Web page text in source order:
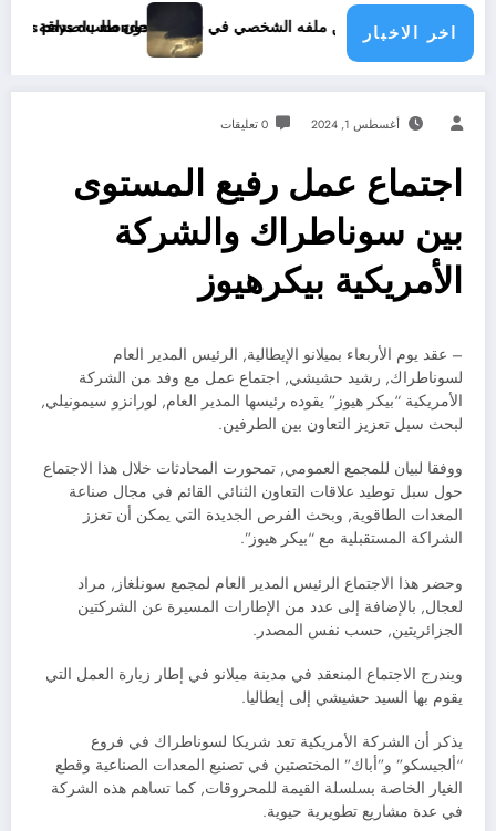
اخر الاخبار
في فيسبوك دون طلب صداقة .. الاطلاع على محتوى صفحة شخص اغلق ملفه الشخصي في فيسبوك دون طلب صداقة
menace les pays du monde
أغسطس 1, 2024 0 تعليقات
اجتماع عمل رفيع المستوى
بين سوناطراك والشركة
الأمريكية بيكرهيوز
– عقد يوم الأربعاء بميلانو الإيطالية, الرئيس المدير العام
لسوناطراك, رشيد حشيشي, اجتماع عمل مع وفد من الشركة
الأمريكية “بيكر هيوز” يقوده رئيسها المدير العام, لورانزو سيمونيلي,
لبحث سبل تعزيز التعاون بين الطرفين.
ووفقا لبيان للمجمع العمومي, تمحورت المحادثات خلال هذا الاجتماع
حول سبل توطيد علاقات التعاون الثنائي القائم في مجال صناعة
المعدات الطاقوية, وبحث الفرص الجديدة التي يمكن أن تعزز
الشراكة المستقبلية مع “بيكر هيوز”.
وحضر هذا الاجتماع الرئيس المدير العام لمجمع سونلغاز, مراد
لعجال, بالإضافة إلى عدد من الإطارات المسيرة عن الشركتين
الجزائريتين, حسب نفس المصدر.
ويندرج الاجتماع المنعقد في مدينة ميلانو في إطار زيارة العمل التي
يقوم بها السيد حشيشي إلى إيطاليا.
يذكر أن الشركة الأمريكية تعد شريكا لسوناطراك في فروع
“ألجيسكو” و”أباك” المختصتين في تصنيع المعدات الصناعية وقطع
الغيار الخاصة بسلسلة القيمة للمحروقات, كما تساهم هذه الشركة
في عدة مشاريع تطويرية حيوية.